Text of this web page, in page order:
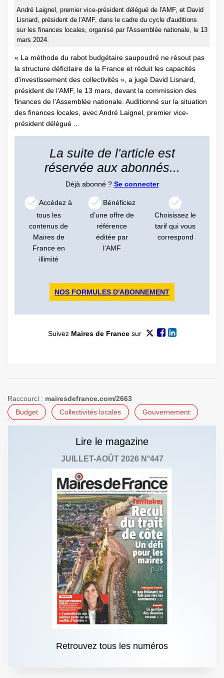
André Laignel, premier vice-président délégué de l'AMF, et David
Lisnard, président de l'AMF, dans le cadre du cycle d'auditions
sur les finances locales, organisé par l'Assemblée nationale, le 13
mars 2024.
« La méthode du rabot budgétaire saupoudré ne résout pas
la structure déficitaire de la France et réduit les capacités
d’investissement des collectivités », a jugé David Lisnard,
président de l’AMF, le 13 mars, devant la commission des
finances de l’Assemblée nationale. Auditionné sur la situation
des finances locales, avec André Laignel, premier vice-
président délégué ...
La suite de l'article est
réservée aux abonnés...
Déjà abonné ? Se connecter
Accédez à
tous les
contenus de
Maires de
France en
illimité
Bénéficiez
d’une offre de
référence
éditée par
l’AMF
Choisissez le
tarif qui vous
correspond
NOS FORMULES D'ABONNEMENT
Suivez Maires de Francesur
Raccourci : mairesdefrance.com/2663
Budget
Collectivités locales Gouvernement
Lire le magazine
JUILLET-AOÛT 2026 N°447
Retrouvez tous les numéros